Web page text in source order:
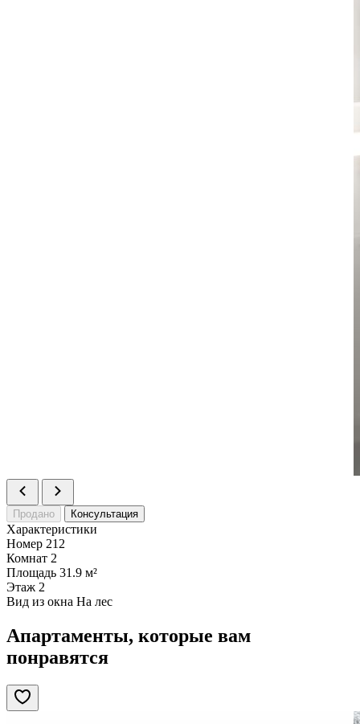
Продано Консультация
Характеристики
Номер 212
Комнат 2
Площадь 31.9 м²
Этаж 2
Вид из окна На лес
Апартаменты, которые вам
понравятся